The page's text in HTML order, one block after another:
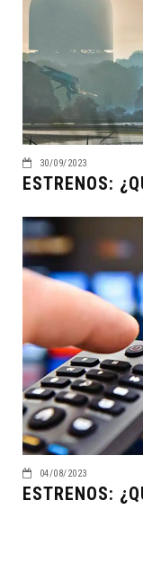
30/09/2023
ESTRENOS:
04/08/2023
ESTRENOS: